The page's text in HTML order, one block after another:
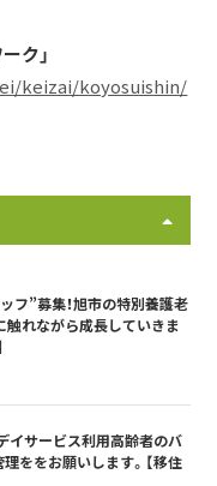
ク」
keizai/koyosuishin/
フ”募集！旭市の特別養護老
触れながら成長していきま
デイサービス利用高齢者のバ
ををお願いします。【移住